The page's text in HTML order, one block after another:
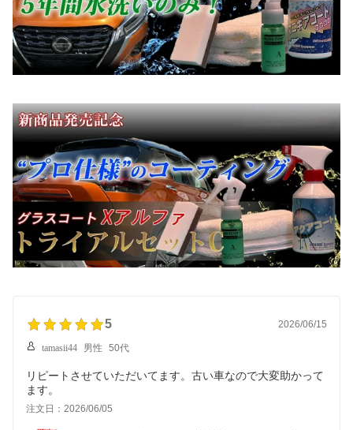
5 2026/06/15
tamasii44 男性 50代
リピートさせていただいてます。古い車なので大変助かって
ます。
注文日：2026/06/05